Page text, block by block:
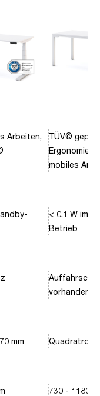
Arbeiten,
mm
TÜV©
Ergonomie,
mobiles
< 0,1 W im
Betrieb
vorhanden
Quadratrohr
730 - 1180